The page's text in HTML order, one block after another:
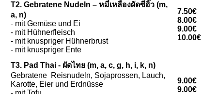
T2. Gebratene Nudeln – หมี่เหลืองผัดซีอิ๊ว (m,
a, n)
- mit Gemüse und Ei
- mit Hühnerfleisch
- mit knuspriger Hühnerbrust
- mit knuspriger Ente
7.50€
8.00€
9.00€
10.00€
T3. Pad Thai - ผัดไทย (m, a, c, g, h, i, k, n)
Gebratene Reisnudeln, Sojaprossen, Lauch,
Karotte, Eier und Erdnüsse
9.00€
9.00€